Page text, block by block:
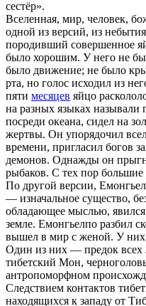
сестёр».
Вселенная, мир, человек,
одной из версий, из
породивший совершенное
было хорошим. У него не
было движение; не было
рта, но голос исходил из
пяти месяцев яйцо
на разных языках
посреди океана, сидел на
жертвы. Он упорядочил
времени, пригласил богов
демонов. Однажды он
рыбаков. С тех пор большие
По другой версии,
— изначальное существо,
обладающее мыслью,
земле. Емонгьелпо разбил
вышел в мир с женой. У них
Один из них — предок всех
тибетский Мон,
антропоморфном
Следствием контактов
находящихся к западу от